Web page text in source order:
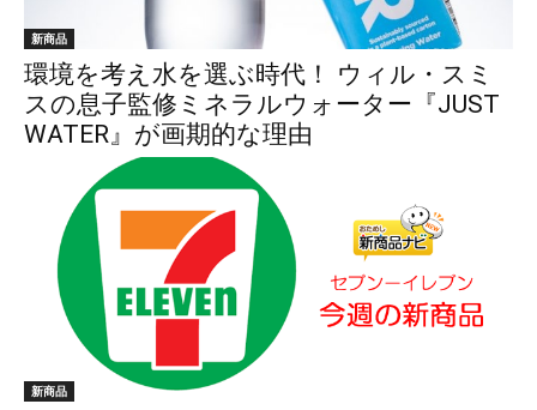
新商品
環境を考え水を選ぶ時代！ ウィル・スミ
スの息子監修ミネラルウォーター『JUST
WATER』が画期的な理由
新商品